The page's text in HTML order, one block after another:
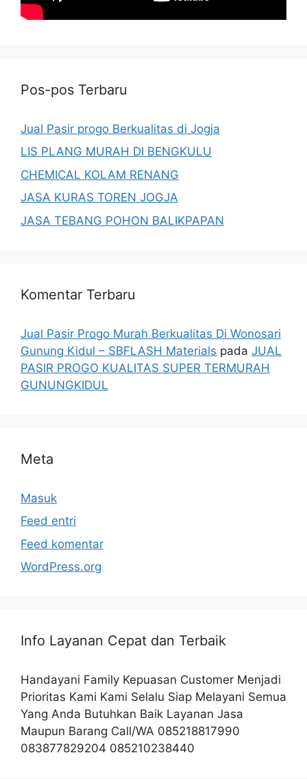
Pos-pos Terbaru
Jual Pasir progo Berkualitas di Jogja
LIS PLANG MURAH DI BENGKULU
CHEMICAL KOLAM RENANG
JASA KURAS TOREN JOGJA
JASA TEBANG POHON BALIKPAPAN
Komentar Terbaru
Jual Pasir Progo Murah Berkualitas Di Wonosari
Gunung Kidul – SBFLASH Materials pada JUAL
PASIR PROGO KUALITAS SUPER TERMURAH
GUNUNGKIDUL
Meta
Masuk
Feed entri
Feed komentar
WordPress.org
Info Layanan Cepat dan Terbaik
Handayani Family Kepuasan Customer Menjadi
Prioritas Kami Kami Selalu Siap Melayani Semua
Yang Anda Butuhkan Baik Layanan Jasa
Maupun Barang Call/WA 085218817990
083877829204 085210238440